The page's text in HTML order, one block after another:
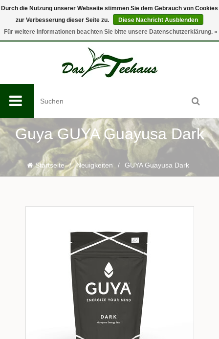
0
Guya GUYA Guayusa Dark
Startseite / Neuigkeiten / GUYA Guayusa Dark
Durch die Nutzung unserer Webseite stimmen Sie dem Gebrauch von Cookies
zur Verbesserung dieser Seite zu.
Diese Nachricht Ausblenden
Für weitere Informationen beachten Sie bitte unsere Datenschutzerklärung. »